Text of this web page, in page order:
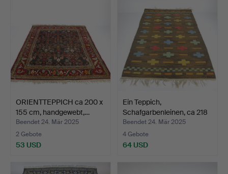
ORIENTTEPPICH ca 200 x
155 cm, handgewebt,…
Beendet 24. Mär 2025
2 Gebote
53 USD
Ein Teppich,
Schafgarbenleinen, ca 218
x 1…
Beendet 24. Mär 2025
4 Gebote
64 USD